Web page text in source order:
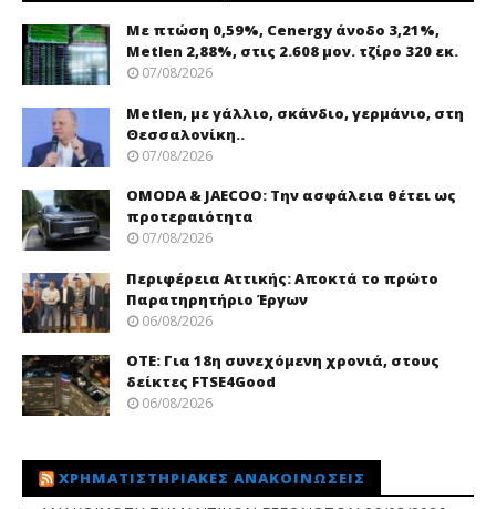
Με πτώση 0,59%, Cenergy άνοδο 3,21%,
Metlen 2,88%, στις 2.608 μον. τζίρο 320 εκ.
07/08/2026
Metlen, με γάλλιο, σκάνδιο, γερμάνιο, στη
Θεσσαλονίκη..
07/08/2026
OMODA & JAECOO: Την ασφάλεια θέτει ως
προτεραιότητα
07/08/2026
Περιφέρεια Αττικής: Αποκτά το πρώτο
Παρατηρητήριο Έργων
06/08/2026
ΟΤΕ: Για 18η συνεχόμενη χρονιά, στους
δείκτες FTSE4Good
06/08/2026
ΧΡΗΜΑΤΙΣΤΗΡΙΑΚΈΣ ΑΝΑΚΟΙΝΏΣΕΙΣ